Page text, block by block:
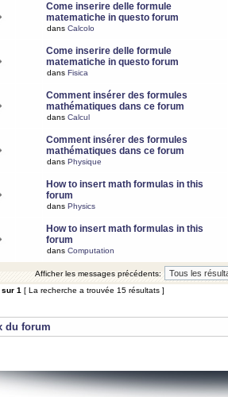
Come inserire delle formule
matematiche in questo forum
dans Calcolo
Come inserire delle formule
matematiche in questo forum
dans Fisica
Comment insérer des formules
mathématiques dans ce forum
dans Calcul
Comment insérer des formules
mathématiques dans ce forum
dans Physique
How to insert math formulas in this
forum
dans Physics
How to insert math formulas in this
forum
dans Computation
Afficher les messages précédents:
sur 1 [ La recherche a trouvée 15 résultats ]
du forum